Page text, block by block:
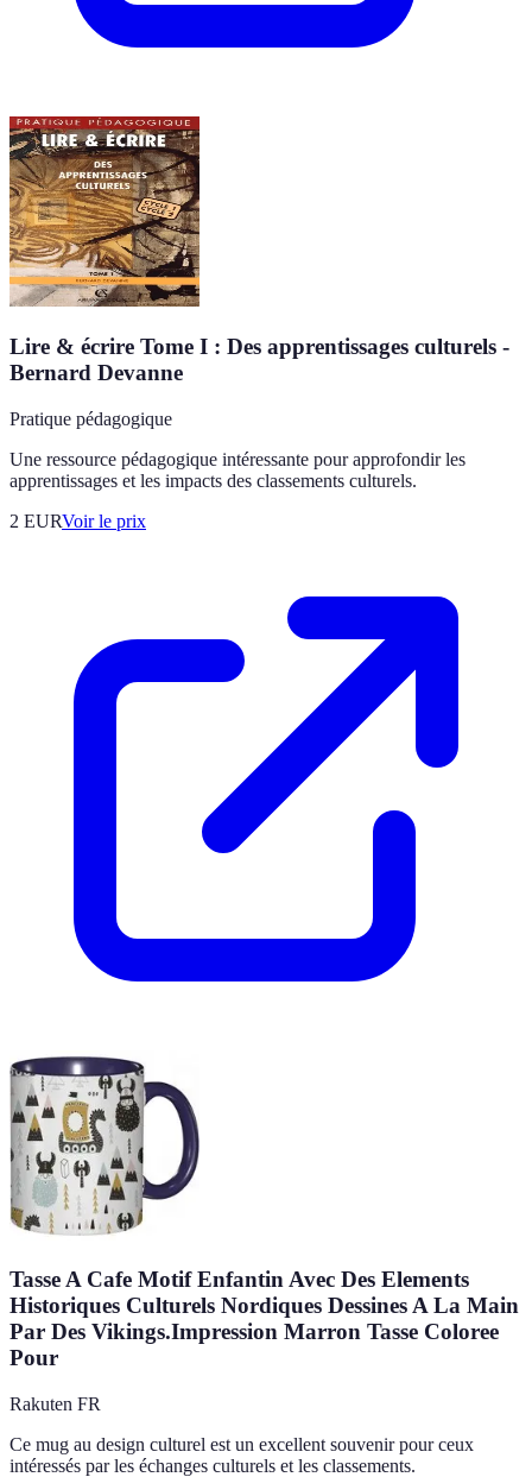
Lire & écrire Tome I : Des apprentissages culturels -
Bernard Devanne
Pratique pédagogique
Une ressource pédagogique intéressante pour approfondir les
apprentissages et les impacts des classements culturels.
2 EURVoir le prix
Tasse A Cafe Motif Enfantin Avec Des Elements
Historiques Culturels Nordiques Dessines A La Main
Par Des Vikings.Impression Marron Tasse Coloree
Pour
Rakuten FR
Ce mug au design culturel est un excellent souvenir pour ceux
intéressés par les échanges culturels et les classements.